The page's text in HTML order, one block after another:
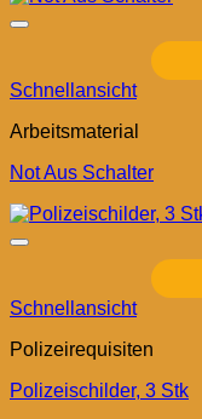
Schnellansicht
Arbeitsmaterial
Not Aus Schalter
Schnellansicht
Polizeirequisiten
Polizeischilder, 3 Stk